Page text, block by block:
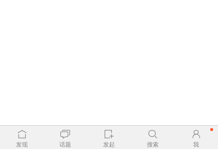
发现 话题 发起 搜索 我